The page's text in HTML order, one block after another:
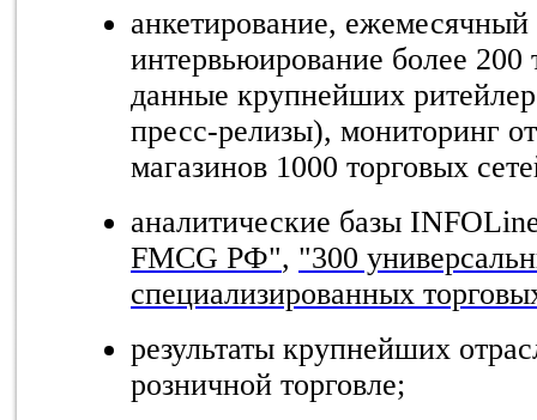
анкетирование,
интервьюирование более 200
данные крупнейших
пресс-релизы), мониторинг
магазинов 1000 торговых
аналитические базы
FMCG РФ", "300
специализированных
результаты крупнейших
розничной торговле;